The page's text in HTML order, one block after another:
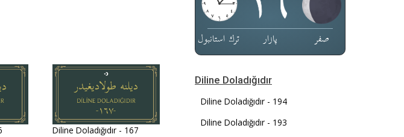
Diline Doladığıdır - 167 Diline Doladığıdır - 88
ترك استانبول پازار صفر
Diline Doladığıdır
Diline Doladığıdır - 194
Diline Doladığıdır - 193